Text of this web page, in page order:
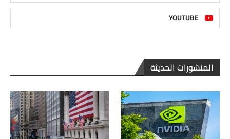
YOUTUBE
المنشورات الحديثة